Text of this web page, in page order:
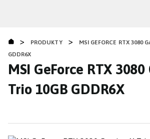
obsahu
> PRODUKTY >
MSI GEFORCE RTX 3080
GDDR6X
MSI GeForce RTX
Trio 10GB GDDR6X